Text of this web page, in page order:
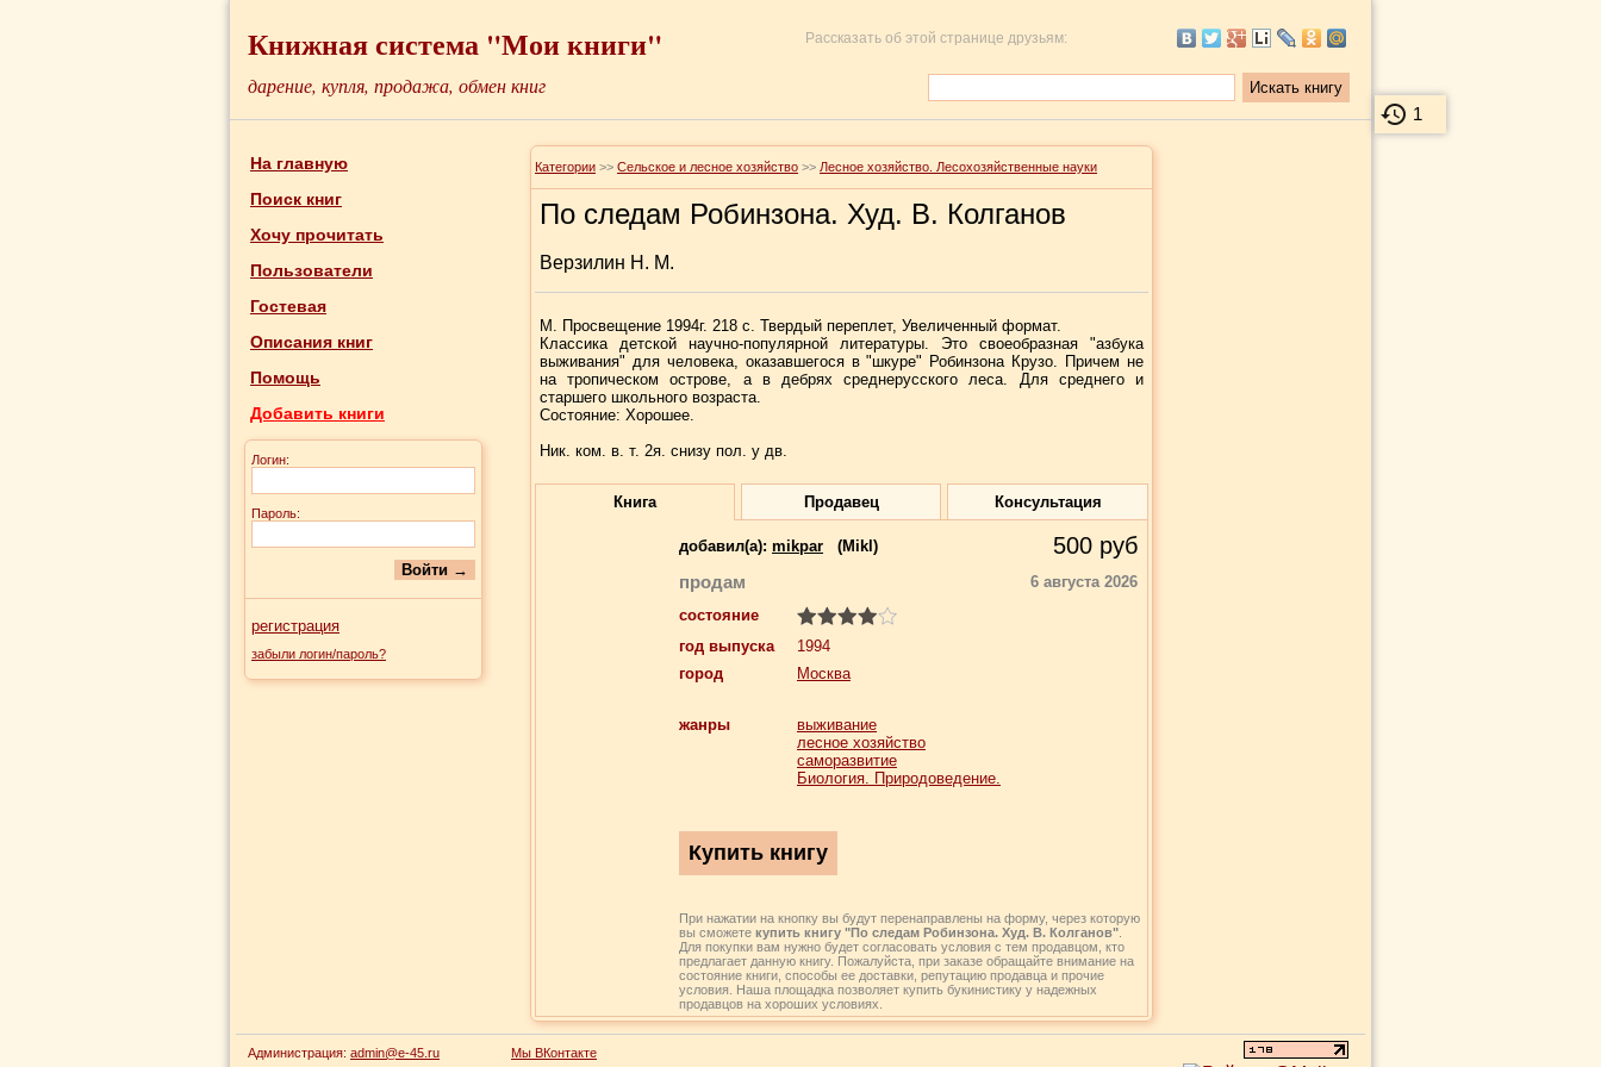
1
Книжная система "Мои книги" Рассказать об этой странице друзьям:
дарение, купля, продажа, обмен книг
На главную
Поиск книг
Хочу прочитать
Пользователи
Гостевая
Описания книг
Помощь
Добавить книги
Логин:
Пароль:
регистрация
забыли логин/пароль?
Категории >> Сельское и лесное хозяйство >> Лесное хозяйство. Лесохозяйственные науки
По следам Робинзона. Худ. В. Колганов
Верзилин Н. М.
М. Просвещение 1994г. 218 с. Твердый переплет, Увеличенный формат.
Классика детской научно-популярной литературы. Это своеобразная "азбука
выживания" для человека, оказавшегося в "шкуре" Робинзона Крузо. Причем не
на тропическом острове, а в дебрях среднерусского леса. Для среднего и
старшего школьного возраста.
Состояние: Хорошее.
Ник. ком. в. т. 2я. снизу пол. у дв.
Книга Продавец Консультация
добавил(a): mikpar (Mikl) 500 руб
продам
6 августа 2026
состояние
год выпуска
1994
город
Москва
жанры
выживание
лесное хозяйство
саморазвитие
Биология. Природоведение.
При нажатии на кнопку вы будут перенаправлены на форму, через которую
вы сможете купить книгу "По следам Робинзона. Худ. В. Колганов"
Для покупки вам нужно будет согласовать условия с тем продавцом, кто
предлагает данную книгу. Пожалуйста, при заказе обращайте внимание на
состояние книги, способы ее доставки, репутацию продавца и прочие
условия. Наша площадка позволяет купить букинистику у надежных
продавцов на хороших условиях.
Администрация: admin@e-45.ru Мы ВКонтакте